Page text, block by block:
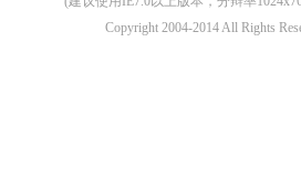
Copyright 2004-2014 All Rights